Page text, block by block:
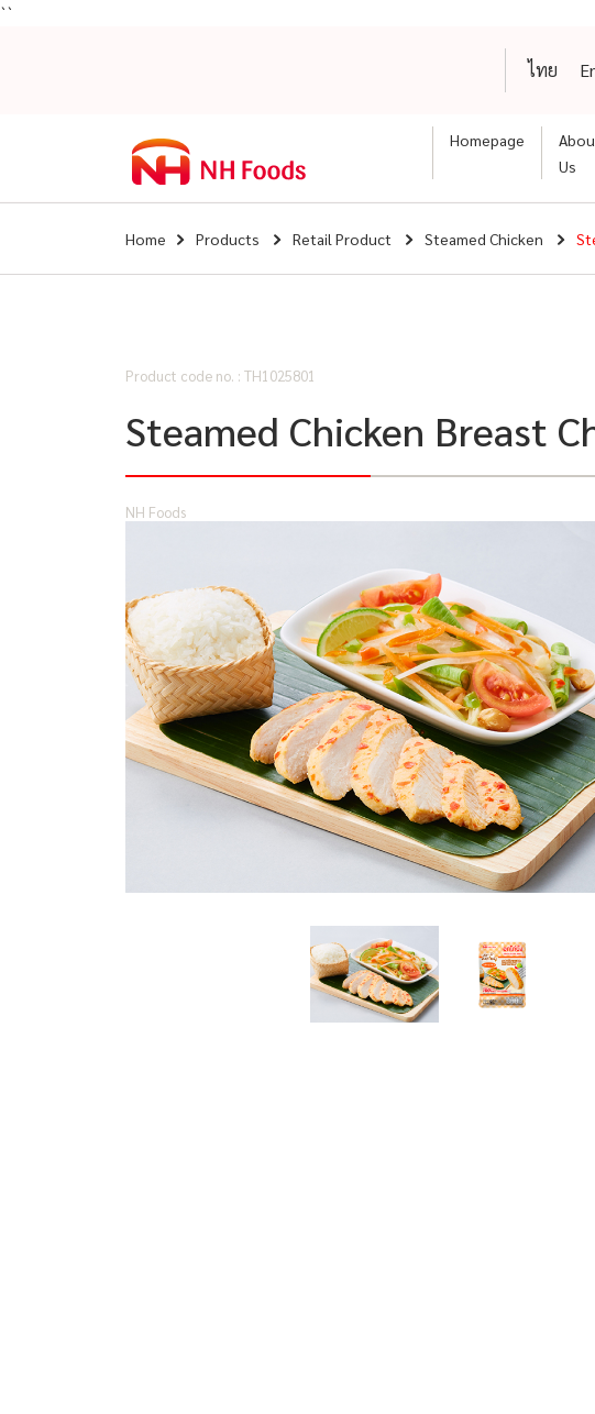
``
ไทย
Homepage
Us
Home Products Retail Product Steamed Chicken
Product code no. : TH1025801
Steamed Chicken Breast
NH Foods